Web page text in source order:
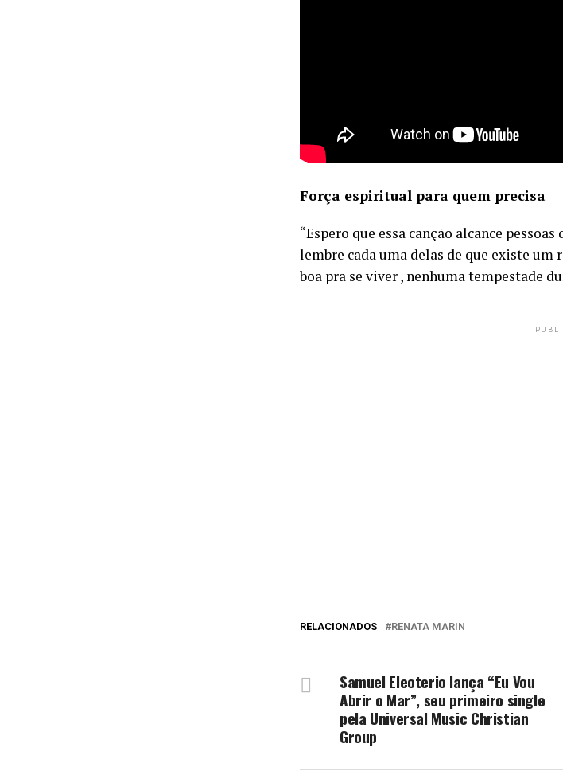
Força espiritual para quem precisa
“Espero que essa canção alcance
lembre cada uma delas de que existe
boa pra se viver , nenhuma tempestade
RELACIONADOS RENATA MARIN
Samuel Eleoterio lança “Eu Vou
Abrir o Mar”, seu primeiro single
pela Universal Music Christian
Group